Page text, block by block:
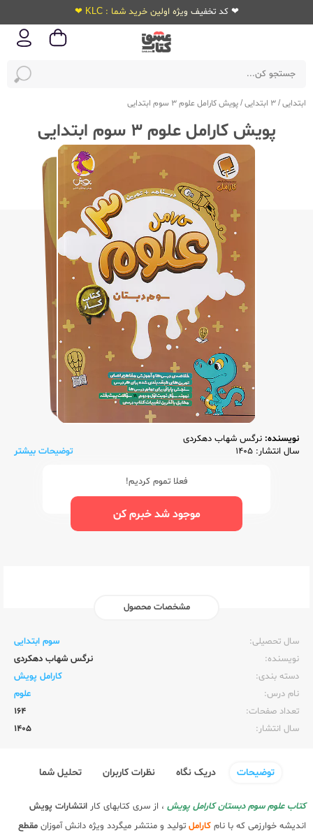
❤ کد تخفیف ویژه اولین خرید شما : KLC ❤
ابتدایی/3 ابتدایی /پویش کارامل علوم 3 سوم ابتدایی
پویش کارامل علوم 3 سوم ابتدایی
نویسنده: نرگس شهاب دهکردی
سال انتشار: 1405
توضیحات بیشتر
فعلا تموم کردیم!
موجود شد خبرم کن
مشخصات محصول
سال تحصیلی:‌
سوم ابتدایی
نویسنده:‌
نرگس شهاب دهکردی
دسته بندی:
کارامل پویش
نام درس:
علوم
تعداد صفحات:‌
164
سال انتشار:‌
1405
توضیحات دریک نگاه نظرات کاربران تحلیل شما
کتاب علوم سوم دبستان کارامل پویش ، از سری کتابهای کار انتشارات پویش
اندیشه خوارزمی که با نام کارامل تولید و منتشر میگردد ویژه دانش آموزان مقطع